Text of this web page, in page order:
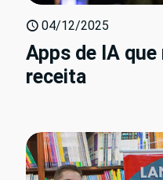
04/12/2025
Apps de IA
receita